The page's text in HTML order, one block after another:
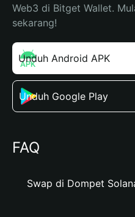
Web3 di Bitget Wallet.
sekarang!
Unduh Android APK
Unduh Google Play
FAQ
Swap di Dompet